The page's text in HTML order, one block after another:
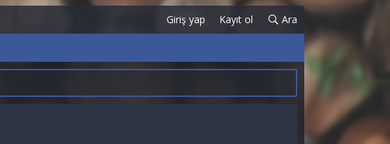
Giriş yap Kayıt ol Ara